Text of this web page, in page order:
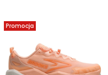
Promocja